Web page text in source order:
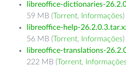
libreoffice-dictionaries-
59 MB (Torrent, Informações)
libreoffice-help-
56 MB (Torrent, Informações)
libreoffice-translations-
222 MB (Torrent, Informações